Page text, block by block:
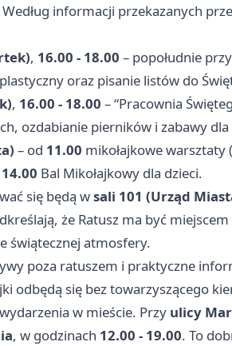
informacji przekazanych
, 16.00 - 18.00 – popołudnie
oraz pisanie listów do
, 16.00 - 18.00 – “Pracownia
ozdabianie pierników i zabawy dla
– od 11.00 mikołajkowe
Bal Mikołajkowy dla dzieci.
się będą wsali 101 (Urząd
że Ratusz ma być
świątecznej atmosfery.
poza ratuszem i praktyczne
odbędą się bez towarzyszącego
w mieście. Przy ulicy
, w godzinach 12.00 - 19.00. To